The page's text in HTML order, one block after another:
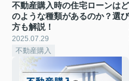
不動産購入時の住宅ローンはど
のような種類があるのか？選び
方も解説！
2025.07.29
不動産購入